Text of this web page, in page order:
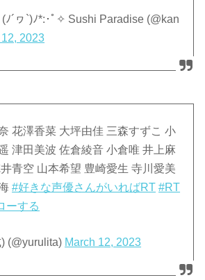
´ヮ`)ﾉ*:･ﾟ✧ Sushi Paradise (@kan
2023
花澤香菜 大坪由佳 三森すずこ 小
津田美波 佐倉綾音 小倉唯 井上麻
青空 山本希望 豊崎愛生 寺川愛美
#好きな声優さんがいればRT #RT
ーする
(@yurulita) March 12, 2023